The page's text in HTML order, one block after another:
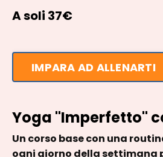
A soli 37€
IMPARA AD ALLENARTI
Yoga "Imperfetto"
Un corso base con una
ogni giorno della settimana